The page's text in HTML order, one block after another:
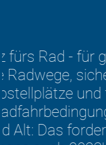
Der ADFC
Fahrrad im
treten für
Belange der